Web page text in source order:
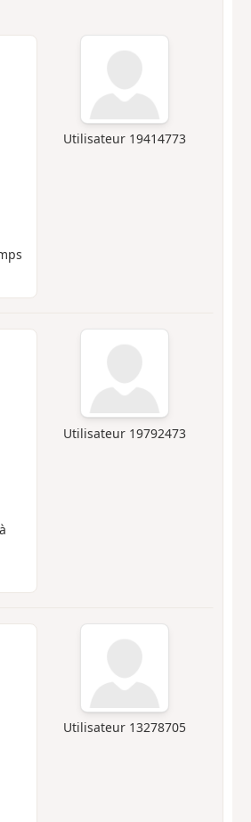
Utilisateur 19414773
Utilisateur 19792473
Utilisateur 13278705